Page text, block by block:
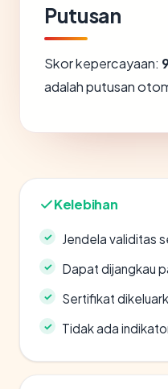
Putusan
Skor kepercayaan:
adalah putusan
Kelebihan
Jendela validitas
Dapat dijangkau
Sertifikat
Tidak ada